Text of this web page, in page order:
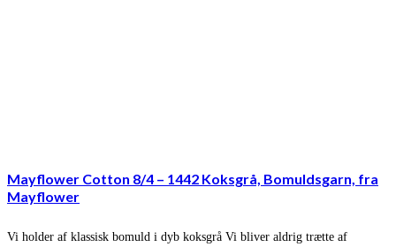
Mayflower Cotton 8/4 – 1442 Koksgrå, Bomuldsgarn, fra
Mayflower
Vi holder af klassisk bomuld i dyb koksgrå Vi bliver aldrig trætte af